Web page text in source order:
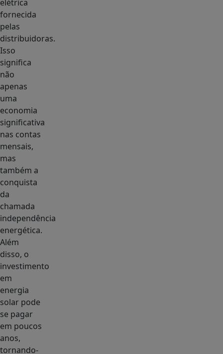
elétrica
fornecida
pelas
distribuidoras.
Isso
significa
não
apenas
uma
economia
significativa
nas contas
mensais,
mas
também a
conquista
da
chamada
independência
energética.
Além
disso, o
investimento
em
energia
solar pode
se pagar
em poucos
anos,
tornando-